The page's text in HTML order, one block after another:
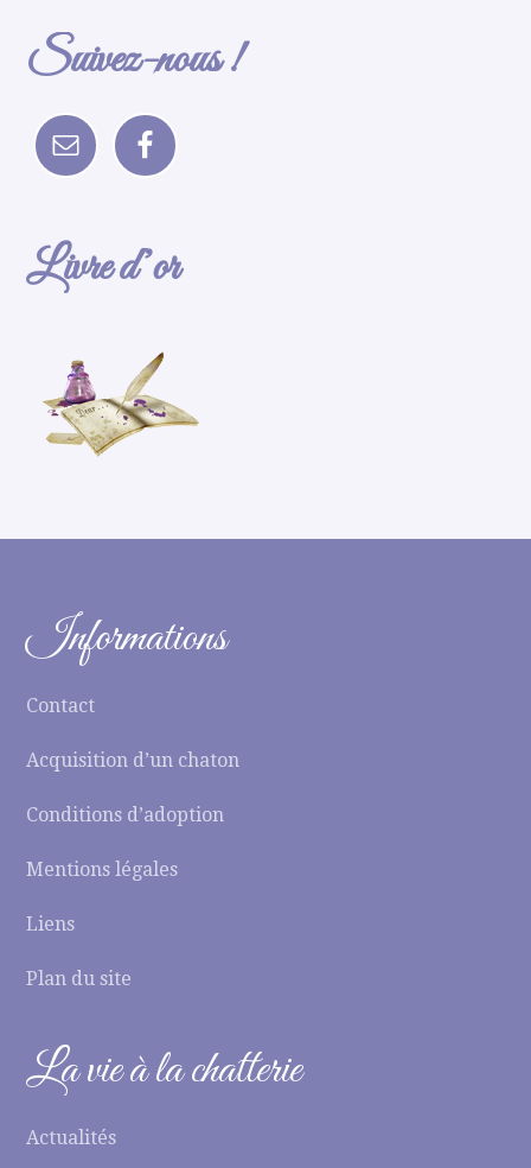
Suivez-nous !
Livre d’or
Informations
Contact
Acquisition d’un chaton
Conditions d’adoption
Mentions légales
Liens
Plan du site
La vie à la chatterie
Actualités